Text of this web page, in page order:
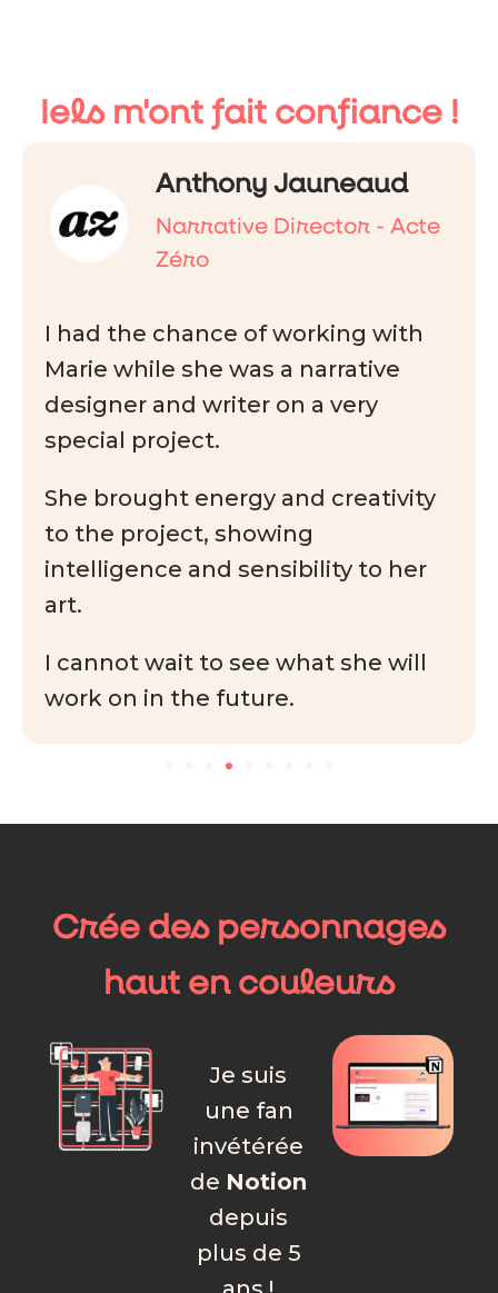
Iels m'ont fait confiance !
Anthony Jauneaud
Narrative Director - Acte
Zéro
I had the chance of working with
Marie while she was a narrative
designer and writer on a very
special project.
She brought energy and creativity
to the project, showing
intelligence and sensibility to her
art.
I cannot wait to see what she will
work on in the future.
Crée des personnages
haut en couleurs
Je suis
une fan
invétérée
de Notion
depuis
plus de 5